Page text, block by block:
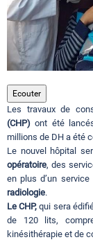
Hotels
Evenements
Contact
Ecouter
Les travaux de
(CHP) ont été
millions de DH a été
Le nouvel hôpital
opératoire, des
en plus d’un
radiologie.
Le CHP, qui sera
de 120 lits,
kinésithérapie et de